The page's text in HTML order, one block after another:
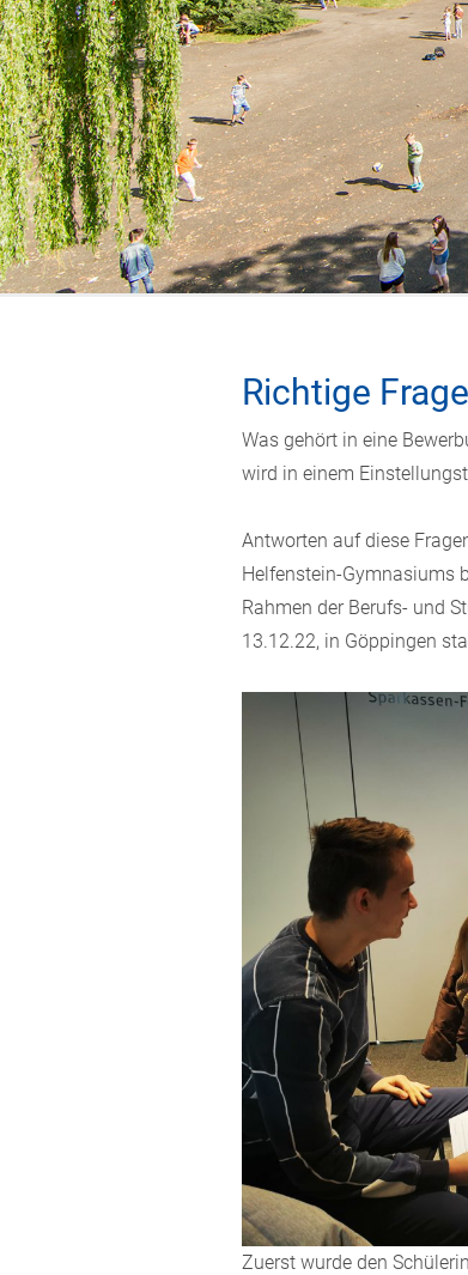
Richtige
Was gehört in eine
wird in einem
Antworten auf diese
Helfenstein-Gymnasiums
Rahmen der Berufs- und
13.12.22, in Göppingen
Zuerst wurde den